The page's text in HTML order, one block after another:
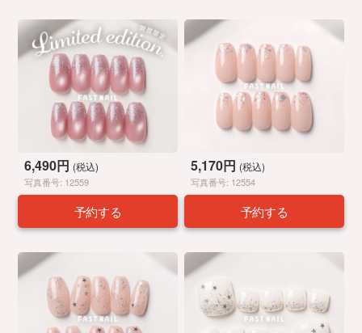
6,490円 (税込)
写真番号: 12559
予約する
5,170円 (税込)
写真番号: 12554
予約する